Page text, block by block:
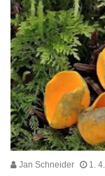
Jan Schneider 1.